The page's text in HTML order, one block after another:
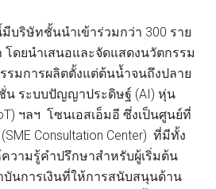
บริษัทชั้นนำเข้าร่วมกว่า 300 ราย
โดยนำเสนอและจัดแสดงนวัตกรรม
รมการผลิตตั้งแต่ต้นน้ำจนถึงปลาย
น ระบบปัญญาประดิษฐ์ (AI) หุ่น
ฯลฯ โซนเอสเอ็มอี ซึ่งเป็นศูนย์ที่
Consultation Center) ที่มีทั้ง
วามรู้คำปรึกษาสำหรับผู้เริ่มต้น
นการเงินที่ให้การสนับสนุนด้าน